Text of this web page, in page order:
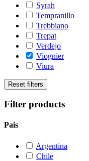
Syrah
Tempranillo
Trebbiano
Trepat
Verdejo
Viognier
Viura
Reset filters
Filter products
Pais
Argentina
Chile